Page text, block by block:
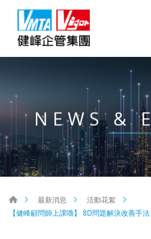
NEWS &
最新消息
活動花絮
【健峰顧問師上課嚕】 8D問題解決改善手法